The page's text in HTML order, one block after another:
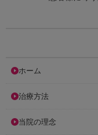
ホーム
治療方法
当院の理念